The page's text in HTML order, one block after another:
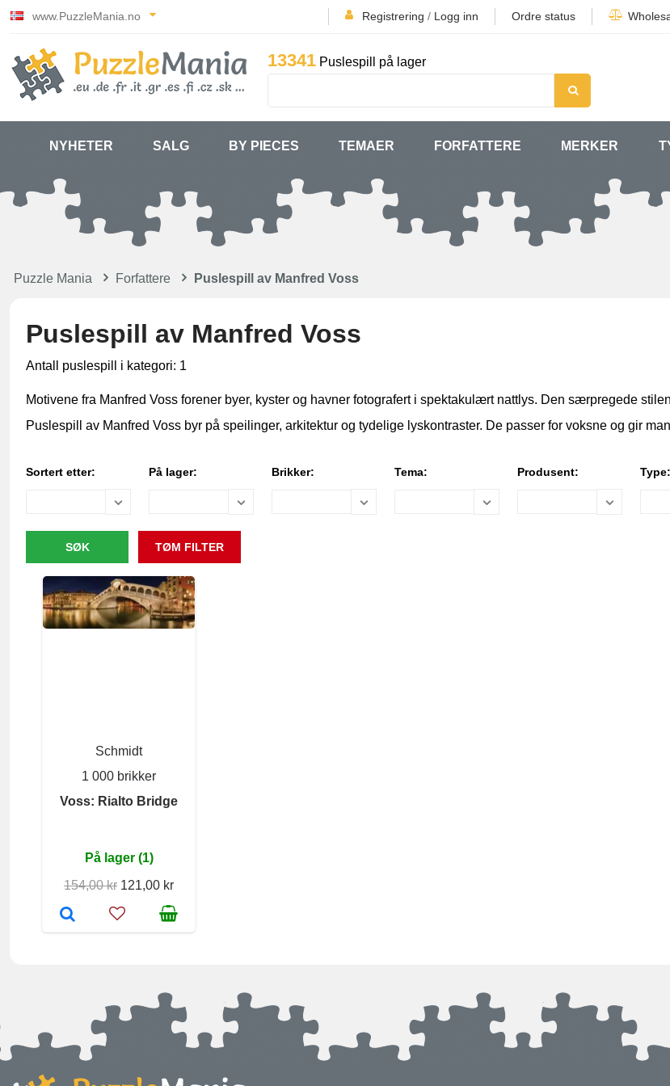
www.PuzzleMania.no Registrering / Logg inn Ordre status
13341 Puslespill på lager
NYHETER SALG BY PIECES TEMAER FORFATTERE MERKER
Puzzle Mania Forfattere Puslespill av Manfred Voss
Puslespill av Manfred Voss
Antall puslespill i kategori: 1
Motivene fra Manfred Voss forener byer, kyster og havner fotografert i spektakulært nattlys. Den særpregede
Puslespill av Manfred Voss byr på speilinger, arkitektur og tydelige lyskontraster. De passer for voksne og gir
Sortert etter: På lager: Brikker: Tema: Produsent: Type:
Schmidt
1 000 brikker
Voss: Rialto Bridge
På lager (1)
154,00 kr 121,00 kr